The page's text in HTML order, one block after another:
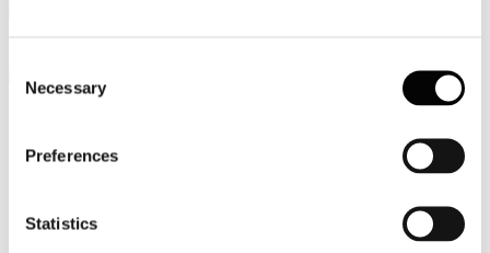
Selection
Necessary
Preferences
Statistics
Rinnovo Presidenza
Dettagli
Categoria: